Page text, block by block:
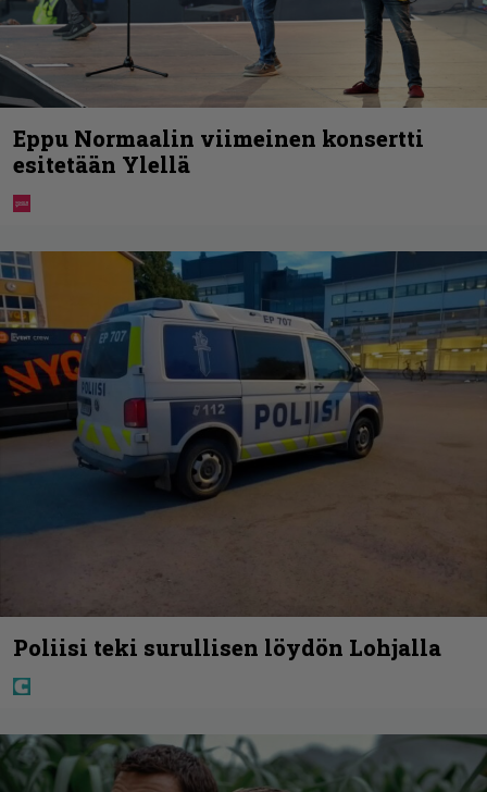
Eppu Normaalin viimeinen konsertti
esitetään Ylellä
Poliisi teki surullisen löydön Lohjalla